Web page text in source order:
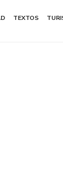
TEXTOS